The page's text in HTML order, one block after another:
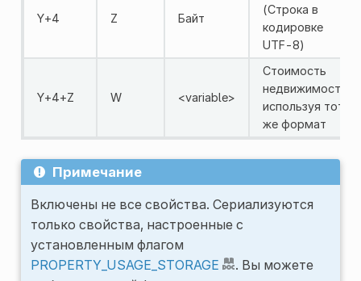
Y+4 Z Байт
(Строка в
кодировке
UTF-8)
Y+4+Z W <variable>
Стоимость
недвижимости,
используя тот
же формат
Примечание
Включены не все свойства. Сериализуются
только свойства, настроенные с
установленным флагом
PROPERTY_USAGE_STORAGE
. Вы можете